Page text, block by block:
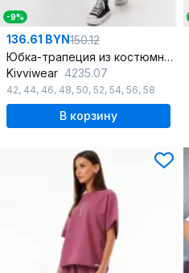
-9%
136.61 BYN150.12
Юбка-трапеция из костюмной ткани с практичными карманами
Kivviwear 4235.07
42, 44, 46, 48, 50, 52, 54, 56, 58
В корзину